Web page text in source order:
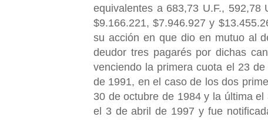
equivalentes a 683,73 U.F.,
$9.166.221, $7.946.927 y
su acción en que dio en mutuo al
deudor tres pagarés por dichas
venciendo la primera cuota el 23
de 1991, en el caso de los dos
30 de octubre de 1984 y la última
el 3 de abril de 1997 y fue